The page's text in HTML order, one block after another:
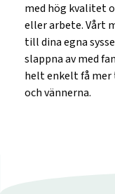
med hög kvalitet
eller arbete. Vårt
till dina egna
slappna av med
helt enkelt få mer
och vännerna.